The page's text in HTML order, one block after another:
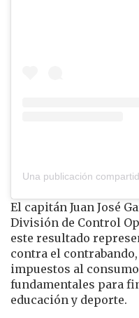
El capitán Juan José
División de Control
este resultado
contra el
impuestos al
fundamentales para
educación y deporte.